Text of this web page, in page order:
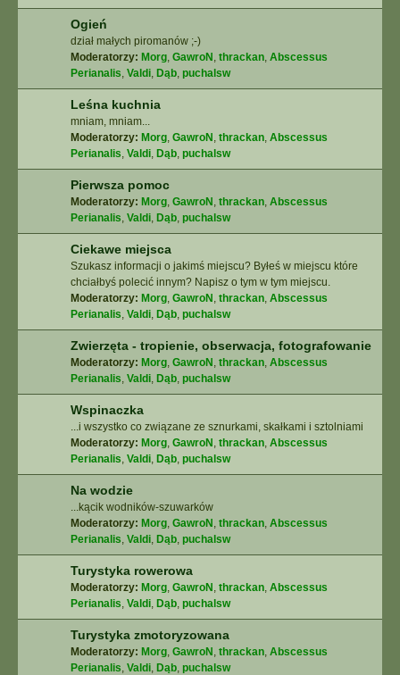
Ogień
dział małych piromanów ;-)
Moderatorzy: Morg, GawroN , thrackan, Abscessus
Perianalis, Valdi, Dąb, puchalsw
Leśna kuchnia
mniam, mniam...
Moderatorzy: Morg, GawroN , thrackan, Abscessus
Perianalis, Valdi, Dąb, puchalsw
Pierwsza pomoc
Moderatorzy: Morg, GawroN , thrackan, Abscessus
Perianalis, Valdi, Dąb, puchalsw
Ciekawe miejsca
Szukasz informacji o jakimś miejscu? Byłeś w miejscu które
chciałbyś polecić innym? Napisz o tym w tym miejscu.
Moderatorzy: Morg, GawroN , thrackan, Abscessus
Perianalis, Valdi, Dąb, puchalsw
Zwierzęta - tropienie, obserwacja, fotografowanie
Moderatorzy: Morg, GawroN , thrackan, Abscessus
Perianalis, Valdi, Dąb, puchalsw
Wspinaczka
...i wszystko co związane ze sznurkami, skałkami i sztolniami
Moderatorzy: Morg, GawroN , thrackan, Abscessus
Perianalis, Valdi, Dąb, puchalsw
Na wodzie
...kącik wodników-szuwarków
Moderatorzy: Morg, GawroN , thrackan, Abscessus
Perianalis, Valdi, Dąb, puchalsw
Turystyka rowerowa
Moderatorzy: Morg, GawroN , thrackan, Abscessus
Perianalis, Valdi, Dąb, puchalsw
Turystyka zmotoryzowana
Moderatorzy: Morg, GawroN , thrackan, Abscessus
Perianalis, Valdi, Dąb, puchalsw